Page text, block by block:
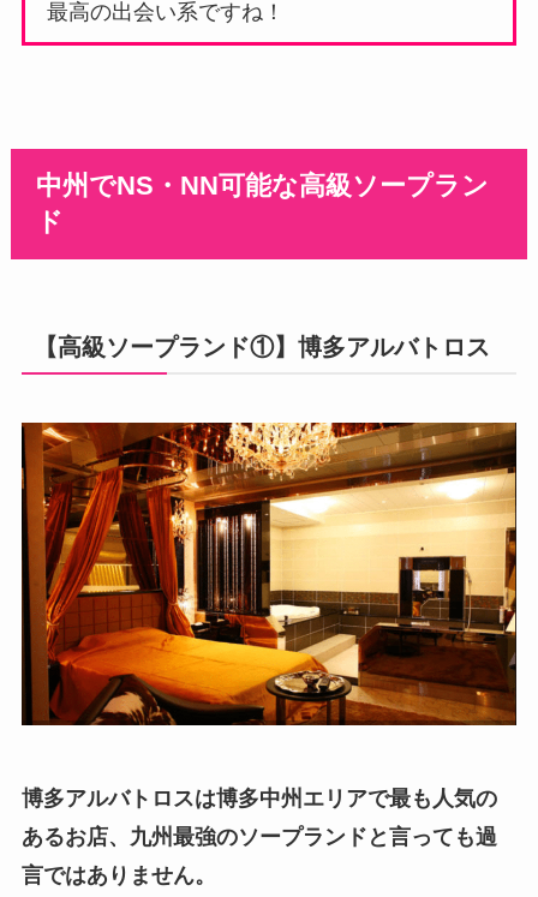
最高の出会い系ですね！
中州でNS・NN可能な高級ソープラン
ド
【高級ソープランド①】博多アルバトロス
博多アルバトロスは博多中州エリアで最も人気の
あるお店、九州最強のソープランドと言っても過
言ではありません。